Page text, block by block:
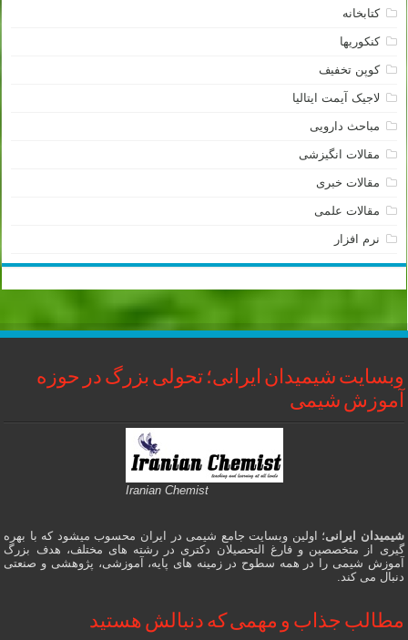
کتابخانه
کنکوریها
کوپن تخفیف
لاجیک آیمت ایتالیا
مباحث دارویی
مقالات انگیزشی
مقالات خبری
مقالات علمی
نرم افزار
وبسایت شیمیدان ایرانی؛ تحولی بزرگ در حوزه
آموزش شیمی
Iranian Chemist
شیمیدان ایرانی؛ اولین وبسایت جامع شیمی در ایران محسوب میشود که با بهره
گیری از متخصصین و فارغ التحصیلان دکتری در رشته های مختلف، هدف بزرگ
آموزش شیمی را در همه سطوح در زمینه های پایه، آموزشی، پژوهشی و صنعتی
دنبال می کند.
مطالب جذاب و مهمی که دنبالش هستید